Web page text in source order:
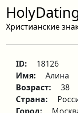
Христианские
ID:
18126
Имя:
Алина
Возраст:
38
Страна: